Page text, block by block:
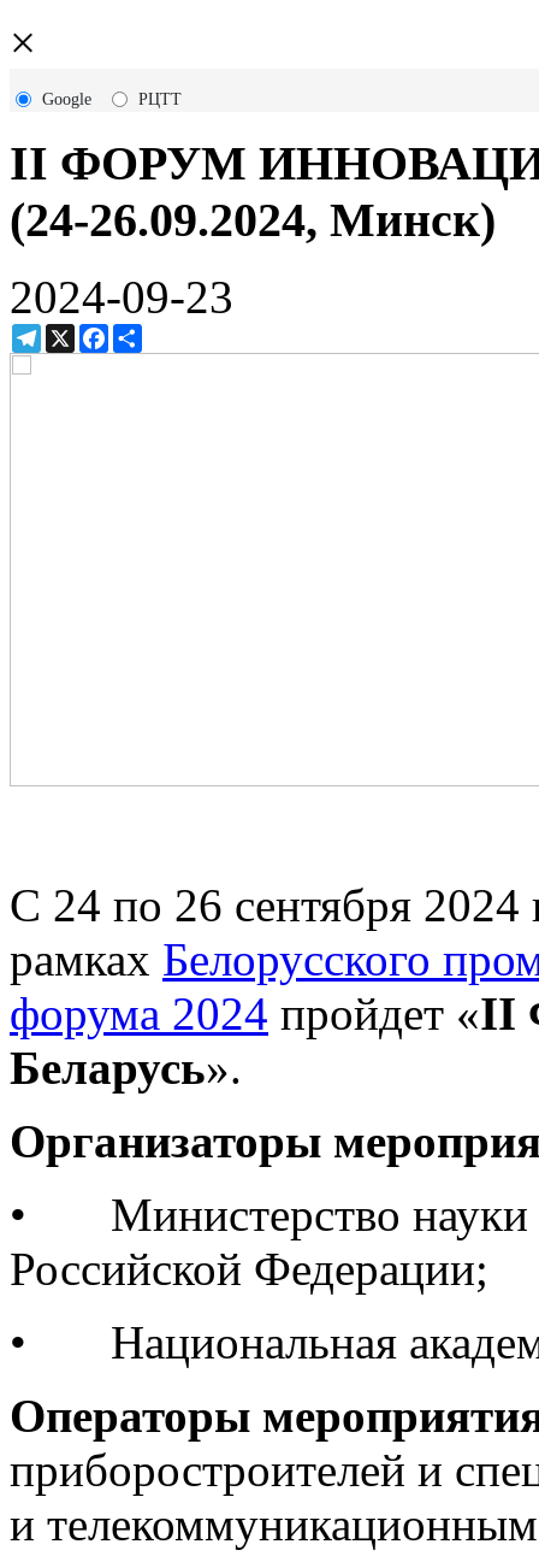
×
Google РЦТТ
II ФОРУМ
(24-26.09.2024, Минск)
2024-09-23
Telegram
X Facebook
С 24 по 26 сентября 2024
рамках Белорусского
форума 2024 пройдет «II
Беларусь».
Организаторы
• Министерство науки
Российской Федерации;
• Национальная
Операторы
приборостроителей и
и